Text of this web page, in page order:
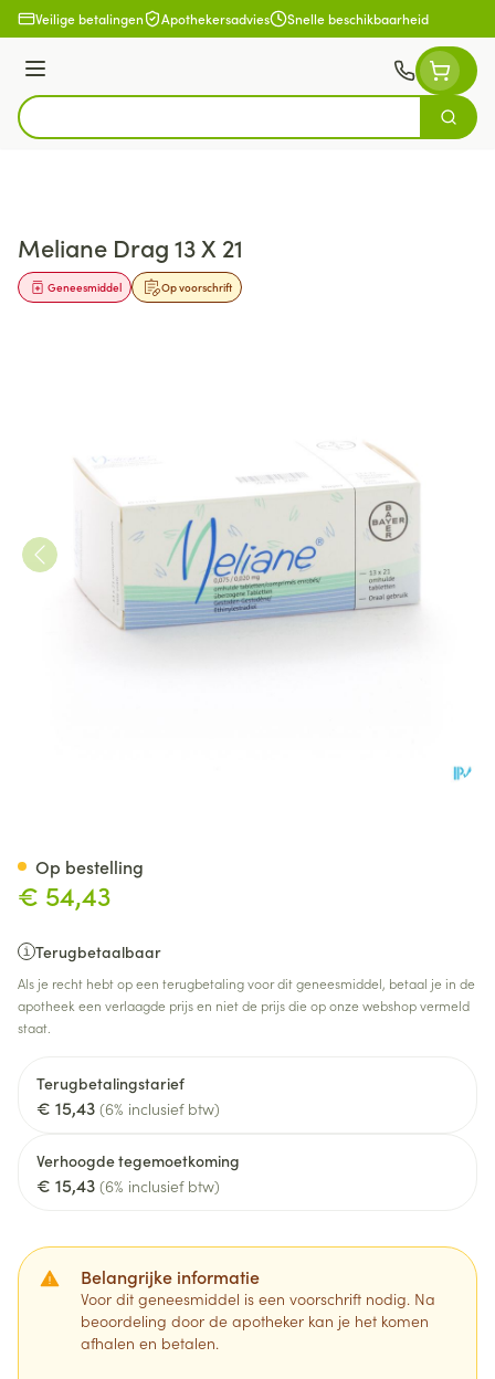
Ga naar de inhoud
Veilige betalingen Apothekersadvies Snelle beschikbaarheid
Menu
Product, merk, categorie...
Zoek
Meliane Drag 13 X 21
Op voorschrift
Geneesmiddel
€ 54,43
Terugbetaalbaar
Als je recht hebt op een terugbetaling voor dit geneesmiddel, betaal je in de
apotheek een verlaagde prijs en niet de prijs die op onze webshop vermeld
staat.
Terugbetalingstarief
€ 15,43 (6% inclusief btw)
Verhoogde tegemoetkoming
€ 15,43 (6% inclusief btw)
Belangrijke informatie
Voor dit geneesmiddel is een voorschrift nodig. Na
beoordeling door de apotheker kan je het komen
afhalen en betalen.
Op bestelling